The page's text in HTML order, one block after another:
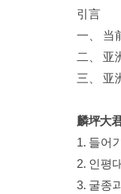
引言
一、 当
二、 亚
三、 亚
麟坪大
1. 들어
2. 인평
3. 굴종